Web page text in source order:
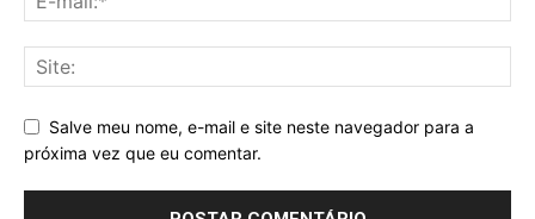
Salve meu nome, e-mail e site neste navegador para a
próxima vez que eu comentar.